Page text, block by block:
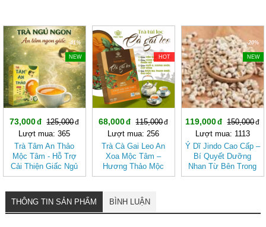
-41%
NEW
73,000
125,000
Lượt mua: 365
Trà Tâm An Thảo
Mộc Tâm - Hỗ Trợ
Cải Thiện Giấc Ngủ
(Hộp 30 túi lọc)
-40%
HOT
68,000
115,000
Lượt mua: 256
Trà Cà Gai Leo An
Xoa Mộc Tâm –
Hương Thảo Mộc
Cho Ngày Thư Thái
-20%
NEW
119,000
150,000
Lượt mua: 1113
Ý Dĩ Jindo Cao Cấp –
Bí Quyết Dưỡng
Nhan Từ Bên Trong
THÔNG TIN SẢN PHẨM BÌNH LUẬN